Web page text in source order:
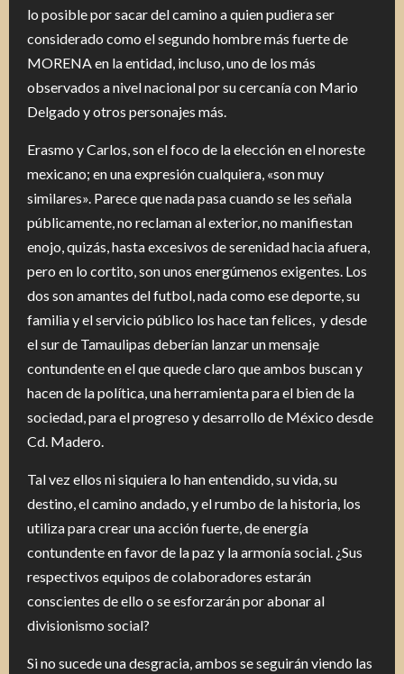
lo posible por sacar del camino a quien pudiera ser
considerado como el segundo hombre más fuerte de
MORENA en la entidad, incluso, uno de los más
observados a nivel nacional por su cercanía con Mario
Delgado y otros personajes más.
Erasmo y Carlos, son el foco de la elección en el noreste
mexicano; en una expresión cualquiera, «son muy
similares». Parece que nada pasa cuando se les señala
públicamente, no reclaman al exterior, no manifiestan
enojo, quizás, hasta excesivos de serenidad hacia afuera,
pero en lo cortito, son unos energúmenos exigentes. Los
dos son amantes del futbol, nada como ese deporte, su
familia y el servicio público los hace tan felices, y desde
el sur de Tamaulipas deberían lanzar un mensaje
contundente en el que quede claro que ambos buscan y
hacen de la política, una herramienta para el bien de la
sociedad, para el progreso y desarrollo de México desde
Cd. Madero.
Tal vez ellos ni siquiera lo han entendido, su vida, su
destino, el camino andado, y el rumbo de la historia, los
utiliza para crear una acción fuerte, de energía
contundente en favor de la paz y la armonía social. ¿Sus
respectivos equipos de colaboradores estarán
conscientes de ello o se esforzarán por abonar al
divisionismo social?
Si no sucede una desgracia, ambos se seguirán viendo las